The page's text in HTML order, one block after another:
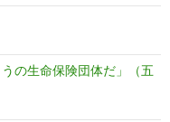
の生命保険団体だ」（五